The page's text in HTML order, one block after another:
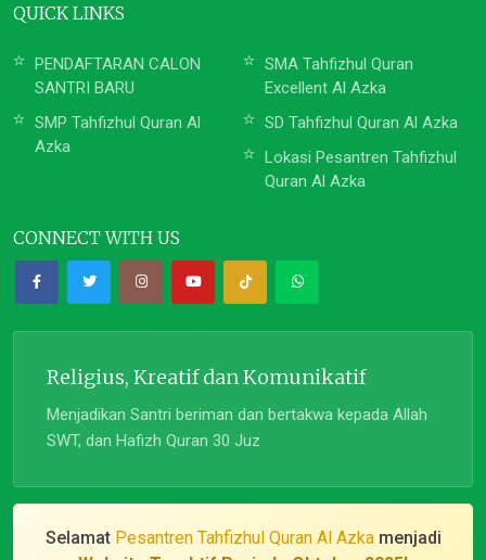
QUICK LINKS
PENDAFTARAN CALON
SANTRI BARU
SMA Tahfizhul Quran
Excellent Al Azka
SMP Tahfizhul Quran Al
Azka
SD Tahfizhul Quran Al Azka
Lokasi Pesantren Tahfizhul
Quran Al Azka
CONNECT WITH US
Religius, Kreatif dan Komunikatif
Menjadikan Santri beriman dan bertakwa kepada Allah
SWT, dan Hafizh Quran 30 Juz
Selamat Pesantren Tahfizhul Quran Al Azkamenjadi